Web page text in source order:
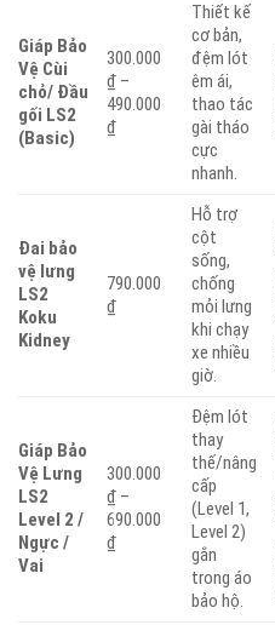
Giáp Bảo
Vệ Cùi
chỏ/ Đầu
gối LS2
(Basic)
300.000
₫ –
490.000
₫
Thiết kế
cơ bản,
đệm lót
êm ái,
thao tác
gài tháo
cực
nhanh.
Đai bảo
vệ lưng
LS2
Koku
Kidney
790.000
₫
Hỗ trợ
cột
sống,
chống
mỏi lưng
khi chạy
xe nhiều
giờ.
Giáp Bảo
Vệ Lưng
LS2
Level 2 /
Ngực /
Vai
300.000
₫ –
690.000
₫
Đệm lót
thay
thế/nâng
cấp
(Level 1,
Level 2)
gắn
trong áo
bảo hộ.